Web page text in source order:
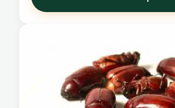
produit